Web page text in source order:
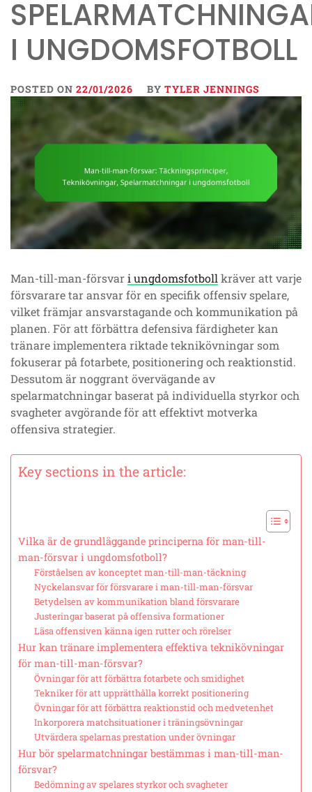
I UNGDOMSFOTBOLL
POSTED ON 22/01/2026 BY TYLER JENNINGS
Man-till-man-försvari ungdomsfotbollkräver att varje
försvarare tar ansvar för en specifik offensiv spelare,
vilket främjar ansvarstagande och kommunikation på
planen. För att förbättra defensiva färdigheter kan
tränare implementera riktade teknikövningar som
fokuserar på fotarbete, positionering och reaktionstid.
Dessutom är noggrant övervägande av
spelarmatchningar baserat på individuella styrkor och
svagheter avgörande för att effektivt motverka
offensiva strategier.
Key sections in the article:
Vilka är de grundläggande principerna för man-till-
man-försvar i ungdomsfotboll?
Förståelsen av konceptet man-till-man-täckning
Nyckelansvar för försvarare i man-till-man-försvar
Betydelsen av kommunikation bland försvarare
Justeringar baserat på offensiva formationer
Läsa offensiven känna igen rutter och rörelser
Hur kan tränare implementera effektiva teknikövningar
för man-till-man-försvar?
Övningar för att förbättra fotarbete och smidighet
Tekniker för att upprätthålla korrekt positionering
Övningar för att förbättra reaktionstid och medvetenhet
Inkorporera matchsituationer i träningsövningar
Utvärdera spelarnas prestation under övningar
Hur bör spelarmatchningar bestämmas i man-till-man-
försvar?
Bedömning av spelares styrkor och svagheter